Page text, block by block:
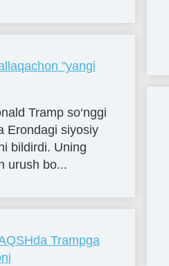
"yangi
Tramp so‘nggi
Erondagi siyosiy
bildirdi. Uning
urush bo...
Trampga